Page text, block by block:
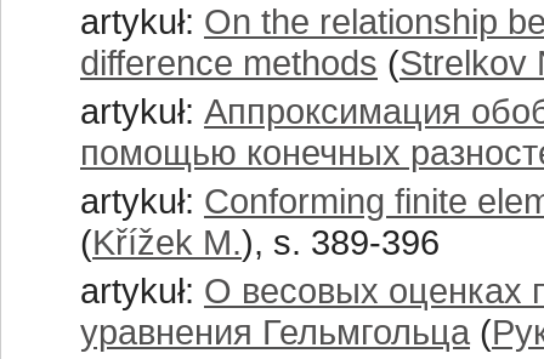
artykuł: On the relationship
difference methods (Strelkov
artykuł: Аппроксимация
помощью конечных
artykuł: Conforming finite
(Křížek M.), s. 389-396
artykuł: О весовых оценках
уравнения Гельмгольца (